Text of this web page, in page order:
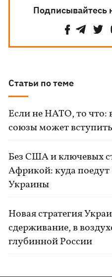
Подписывайтесь
Статьи по теме
Если не НАТО, то что:
союзы может
Без США и ключевых
Африкой: куда поедут
Украины
Новая стратегия
сдерживание, в
глубинной России